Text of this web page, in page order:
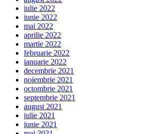
iulie 2022
iunie 2022
mai 2022
aprilie 2022
martie 2022
februarie 2022
ianuarie 2022
decembrie 2021
noiembrie 2021
octombrie 2021
septembrie 2021
august 2021
iulie 2021
iunie 2021